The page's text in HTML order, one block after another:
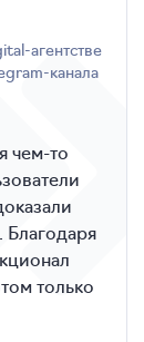
канала
чем-то
Благодаря
только